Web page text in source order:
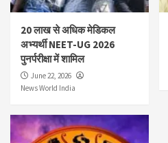
20 लाख से अधिक मेडिकल
अभ्यर्थी NEET-UG 2026
पुनर्परीक्षा में शामिल
June 22, 2026
News World India